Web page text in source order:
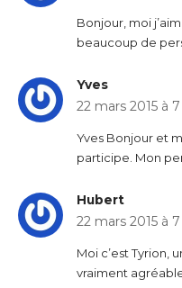
Bonjour, moi
beaucoup de
Yves
22 mars 2015 à
Yves Bonjour et
participe. Mon
Hubert
22 mars 2015 à
Moi c’est Tyrion,
vraiment